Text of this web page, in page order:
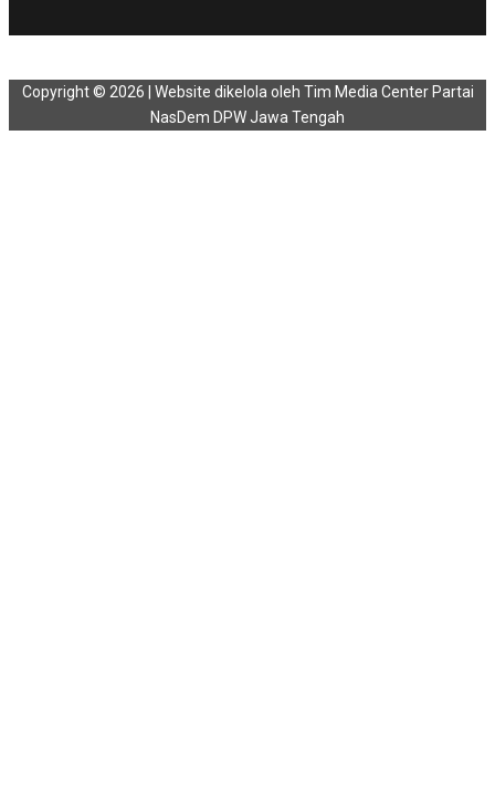
Copyright © 2026 | Website dikelola oleh Tim Media Center Partai
NasDem DPW Jawa Tengah